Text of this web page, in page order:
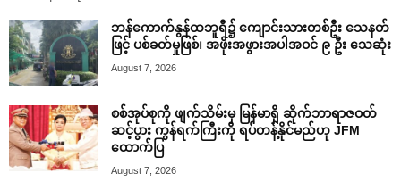
ဘန်ကောက်နွန်ထဘူရီ၌ ကျောင်းသားတစ်ဦး သေနတ်
ဖြင့် ပစ်ခတ်မှုဖြစ်၊ အဖိုးအဖွားအပါအဝင် ၉ ဦး သေဆုံး
August 7, 2026
စစ်အုပ်စုကို ဖျက်သိမ်းမှ မြန်မာရှိ ဆိုက်ဘာရာဇဝတ်
ဆင့်ပွား ကွန်ရက်ကြီးကို ရပ်တန့်နိုင်မည်ဟု JFM
ထောက်ပြ
August 7, 2026